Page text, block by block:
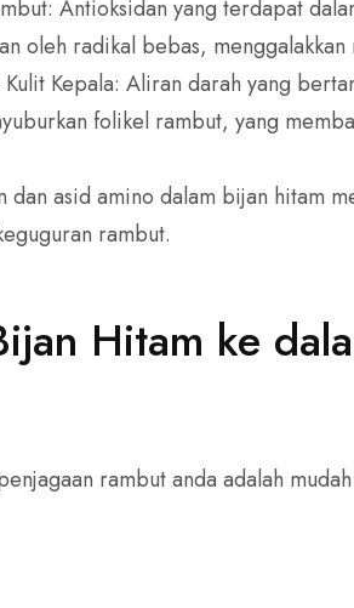
Antioksidan yang terdapat
oleh radikal bebas,
Kepala: Aliran darah yang
folikel rambut, yang
dan asid amino dalam bijan hitam
rambut.
Hitam ke
rambut anda adalah